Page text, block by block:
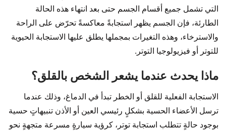
التي تشمل جميع أقسام الجسم حتى بعد انتهاء هذه الحالة
الطارئة، فإن الجسم يظهر استجابةً معاكسةً تحرّض على الراحة
والاسترخاء، وهذه التغيرات بمجملها يطلق عليها الاستجابة الحيوية
للتوتر أو فيزيولوجيا التوتر.
ماذا يحدث عندما يشعر الشخص بالقلق؟
الاستجابة الفعلية للقلق أو الخطر تبدأ في الدماغ، وذلك عندما
ترسل الأعضاء الحسية بشكلٍ رئيسي العين أو الأذن تنبيهاتٍ حسية
بوجود حالةٍ تتطلب استجابة توتر، كرؤية سيارةٍ مسرعة متجهةٍ نحو